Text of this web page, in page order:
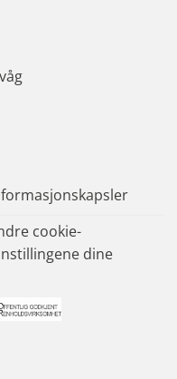
cookie-
dine